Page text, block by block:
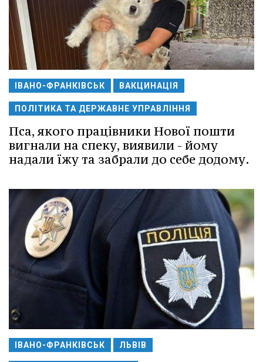
ІВАНО-ФРАНКІВСЬК ВАКЦИНАЦІЯ
ПОЛІТИКА ТА ДЕРЖАВНЕ УПРАВЛІННЯ
Пса, якого працівники Нової пошти
вигнали на спеку, виявили - йому
надали їжу та забрали до себе додому.
ІВАНО-ФРАНКІВСЬК ЛЬВІВ